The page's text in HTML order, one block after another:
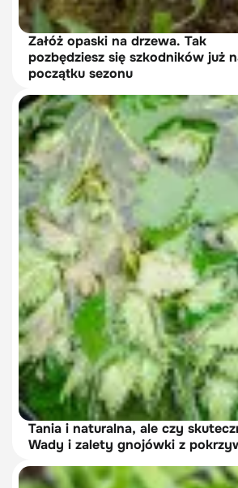
Załóż opaski na drzewa. Tak
pozbędziesz się szkodników już
początku sezonu
Tania i naturalna, ale czy
Wady i zalety gnojówki z